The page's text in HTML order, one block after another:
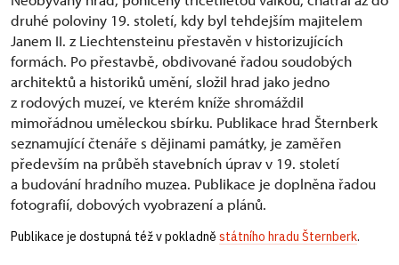
druhé poloviny 19. století, kdy byl tehdejším majitelem
Janem II. z Liechtensteinu přestavěn v historizujících
formách. Po přestavbě, obdivované řadou soudobých
architektů a historiků umění, složil hrad jako jedno
z rodových muzeí, ve kterém kníže shromáždil
mimořádnou uměleckou sbírku. Publikace hrad Šternberk
seznamující čtenáře s dějinami památky, je zaměřen
především na průběh stavebních úprav v 19. století
a budování hradního muzea. Publikace je doplněna řadou
fotografií, dobových vyobrazení a plánů.
Publikace je dostupná též v pokladně státního hradu Šternberk.